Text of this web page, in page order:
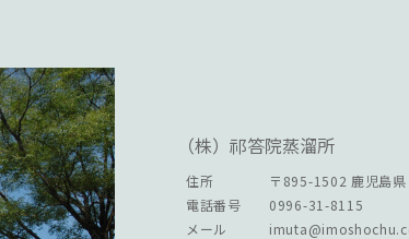
（株）祁答院蒸溜所
住所 〒895-1502 鹿児島
電話番号
0996-31-8115
メール